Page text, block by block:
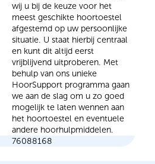
wij u bij de keuze voor het
meest geschikte hoortoestel
afgestemd op uw persoonlijke
situatie. U staat hierbij centraal
en kunt dit altijd eerst
vrijblijvend uitproberen. Met
behulp van ons unieke
HoorSupport programma gaan
we aan de slag om u zo goed
mogelijk te laten wennen aan
het hoortoestel en eventuele
andere hoorhulpmiddelen.
76088168